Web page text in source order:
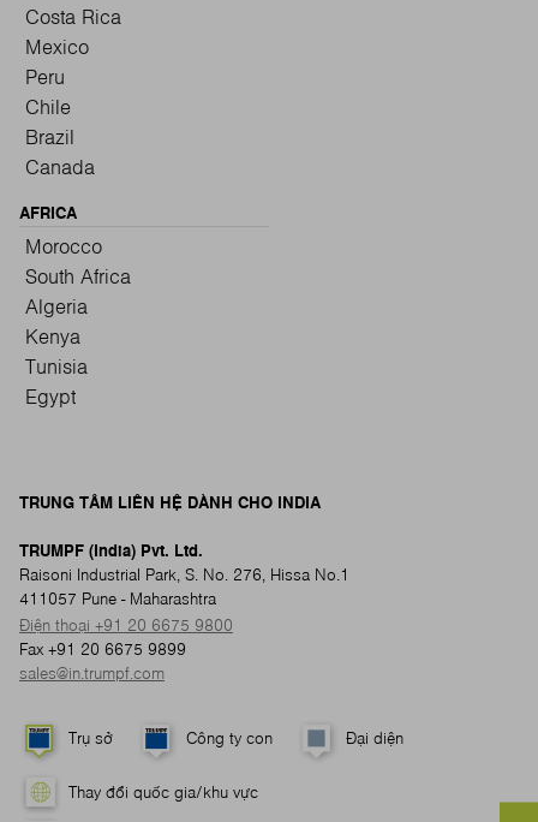
Costa Rica
Mexico
Peru
Chile
Brazil
Canada
AFRICA
Morocco
South Africa
Algeria
Kenya
Tunisia
Egypt
TRUNG TÂM LIÊN HỆ DÀNH CHO INDIA
TRUMPF (India) Pvt. Ltd.
Raisoni Industrial Park, S. No. 276, Hissa No.1
411057 Pune - Maharashtra
Điện thoại +91 20 6675 9800
Fax +91 20 6675 9899
sales@in.trumpf.com
Trụ sở Công ty con Đại diện
Thay đổi quốc gia/khu vực